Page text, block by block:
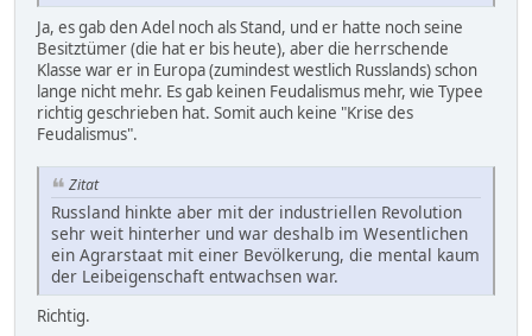
Ja, es gab den Adel noch als Stand, und er hatte noch seine
Besitztümer (die hat er bis heute), aber die herrschende
Klasse war er in Europa (zumindest westlich Russlands) schon
lange nicht mehr. Es gab keinen Feudalismus mehr, wie Typee
richtig geschrieben hat. Somit auch keine "Krise des
Feudalismus".
Zitat
Russland hinkte aber mit der industriellen Revolution
sehr weit hinterher und war deshalb im Wesentlichen
ein Agrarstaat mit einer Bevölkerung, die mental kaum
der Leibeigenschaft entwachsen war.
Richtig.